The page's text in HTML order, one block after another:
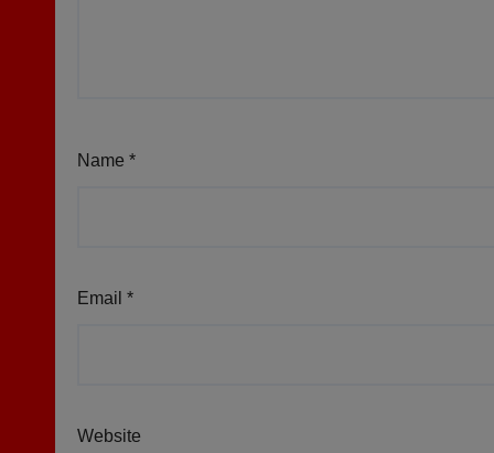
Name *
Email *
Website